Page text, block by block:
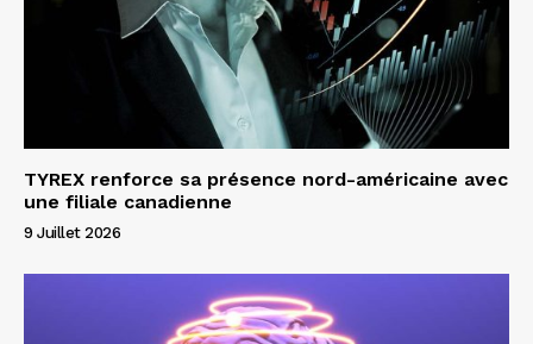
TYREX renforce sa présence nord-américaine avec
une filiale canadienne
9 Juillet 2026